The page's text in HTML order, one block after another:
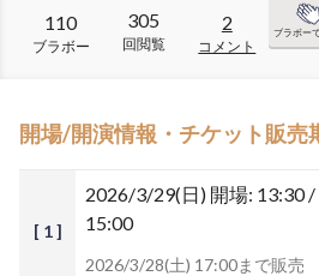
110
ブラボー
305
回閲覧
2
コメント
ブラボー
開場/開演情報・チケット販売
[ 1 ]
2026/3/29(日) 開場: 13:30
15:00
2026/3/28(土) 17:00まで販売